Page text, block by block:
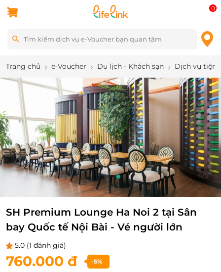
0
Trang chủ e-Voucher Du lịch - Khách sạn Dịch vụ tiện
5/5
SH Premium Lounge Ha Noi 2 tại Sân
bay Quốc tế Nội Bài - Vé người lớn
5.0 (1 đánh giá)
760.000 đ -5%